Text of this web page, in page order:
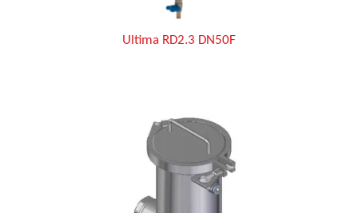
Ultima RD2.3 DN50F